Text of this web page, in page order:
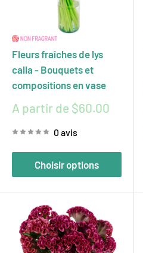
Fleurs fraîches de lys
calla - Bouquets et
compositions en vase
Prix
réduit
A partir de $60.00
0 avis
Choisir options